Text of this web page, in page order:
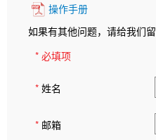
操作手册
如果有其他问题，请给我们留
* 必填项
* 姓名
* 邮箱